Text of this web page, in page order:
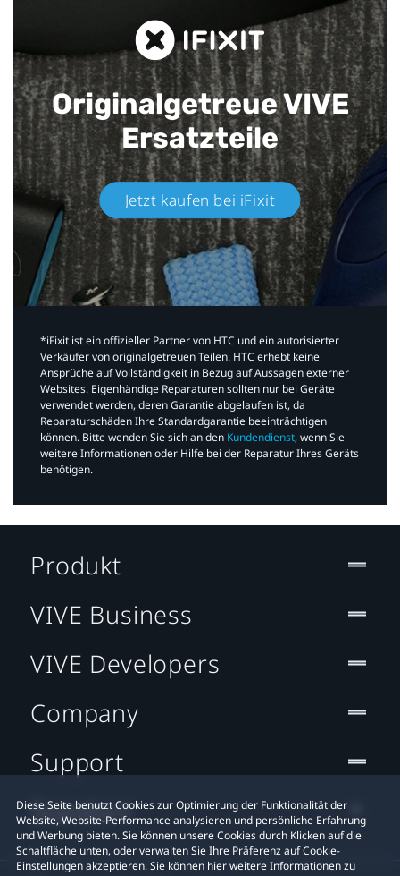
Originalgetreue VIVE
Ersatzteile
Jetzt kaufen bei iFixit​
*iFixit ist ein offizieller Partner von HTC und ein autorisierter
Verkäufer von originalgetreuen Teilen. HTC erhebt keine
Ansprüche auf Vollständigkeit in Bezug auf Aussagen externer
Websites. Eigenhändige Reparaturen sollten nur bei Geräte
verwendet werden, deren Garantie abgelaufen ist, da
Reparaturschäden Ihre Standardgarantie beeinträchtigen
können. Bitte wenden Sie sich an den Kundendienst, wenn Sie
weitere Informationen oder Hilfe bei der Reparatur Ihres Geräts
benötigen.​
Diese Seite benutzt Cookies zur Optimierung der Funktionalität der
Website, Website-Performance analysieren und persönliche Erfahrung
und Werbung bieten. Sie können unsere Cookies durch Klicken auf die
Schaltfläche unten, oder verwalten Sie Ihre Präferenz auf Cookie-
Einstellungen akzeptieren. Sie können hier weitere Informationen zu
Produkt
VIVE Business
VIVE Developers
Company
Support
Standort